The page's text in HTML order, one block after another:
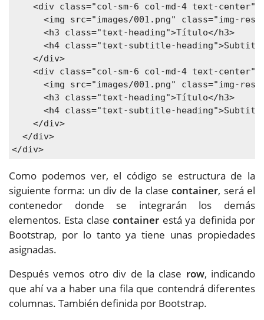
<div class="col-sm-6 col-md-4 text-center">
<img src="images/001.png" class="img-
<h3 class="text-heading">Título</h3>
<h4 class="text-subtitle-
</div>
<div class="col-sm-6 col-md-4 text-center">
<img src="images/001.png" class="img-
<h3 class="text-heading">Título</h3>
<h4 class="text-subtitle-
</div>
</div>
</div>
Como podemos ver, el código se estructura de la
siguiente forma: un div de la clasecontainer, será el
contenedor donde se integrarán los demás
elementos. Esta clasecontainer está ya definida por
Bootstrap, por lo tanto ya tiene unas propiedades
asignadas.
Después vemos otro div de la clase row, indicando
que ahí va a haber una fila que contendrá diferentes
columnas. También definida por Bootstrap.